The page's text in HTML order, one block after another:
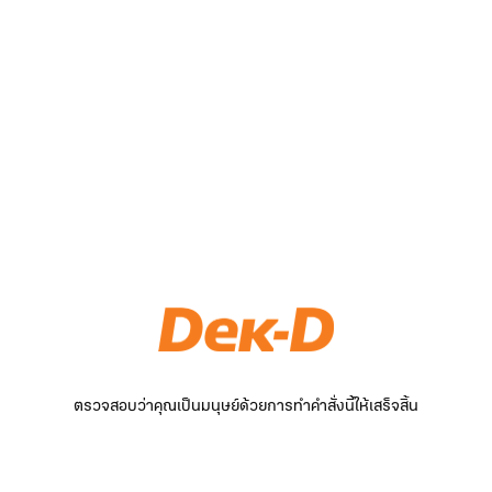
ตรวจสอบว่าคุณเป็นมนุษย์ด้วยการทำคำสั่งนี้ให้เสร็จสิ้น